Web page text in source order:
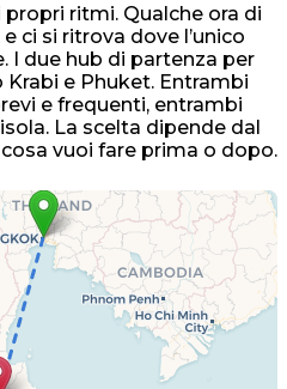
ritmi. Qualche ora di
ci si ritrova dove l’unico
I due hub di partenza per
e Phuket. Entrambi
e frequenti, entrambi
La scelta dipende dal
vuoi fare prima o dopo.